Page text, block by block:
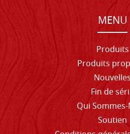
MENU
Produits
Produits
Nouvelles
Fin de
Qui
Soutien